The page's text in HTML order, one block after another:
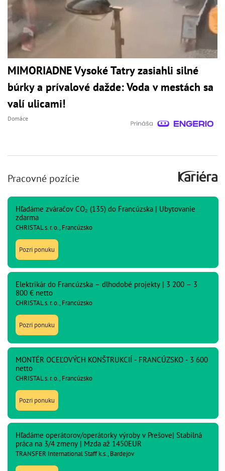
MIMORIADNE Vysoké Tatry zasiahli silné
búrky a prívalové dažde: Voda v mestách sa
valí ulicami!
Domáce
Pracovné pozície
Hľadáme zváračov CO₂ (135) do Francúzska | Ubytovanie
zdarma
CHRISTAL s. r. o., Francúzsko
Pozri ponuku
Elektrikár do Francúzska – dlhodobé projekty | 3 200 – 3
800 € netto
CHRISTAL s. r. o., Francúzsko
Pozri ponuku
MONTÉR OCEĽOVÝCH KONŠTRUKCIÍ - FRANCÚZSKO - 3 600
netto
CHRISTAL s. r. o., Francúzsko
Pozri ponuku
Hľadáme operátorov/operátorky výroby v Prešove| Stabilná
práca na 3/4 zmeny | Mzda až 1450EUR
TRANSFER International Staff k.s., Bardejov